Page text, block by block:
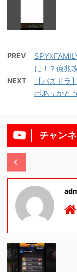
PREV
に！？億兆
NEXT
【パズド
ボありがと
チャン
11/13